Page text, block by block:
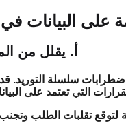
على البيانات في
أ. يقلل من
سلسلة التوريد. قد